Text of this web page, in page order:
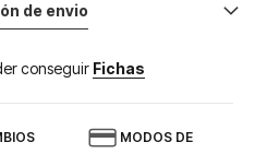
de envio
conseguir Fichas
MODOS DE